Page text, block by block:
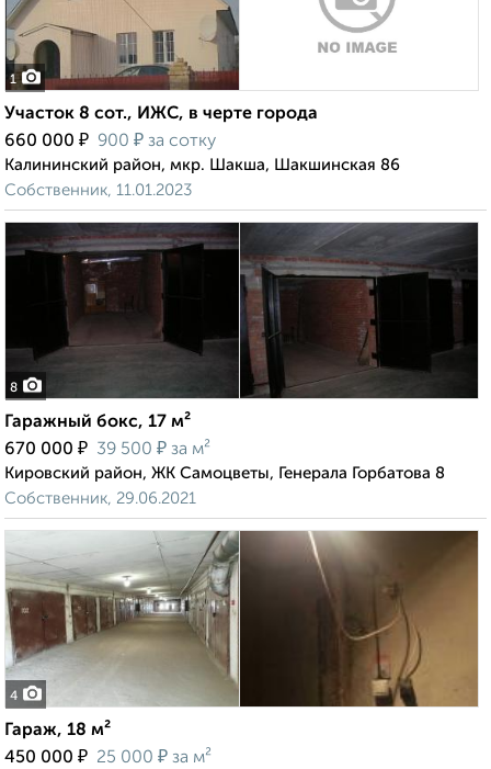
1
Участок 8 сот., ИЖС, в черте города
660 000 ₽ 900 ₽ за сотку
Калининский район, мкр. Шакша, Шакшинская 86
Собственник, 11.01.2023
8
Гаражный бокс, 17 м²
670 000 ₽ 39 500 ₽ за м²
Кировский район, ЖК Самоцветы, Генерала Горбатова 8
Собственник, 29.06.2021
4
Гараж, 18 м²
450 000 ₽ 25 000 ₽ за м²